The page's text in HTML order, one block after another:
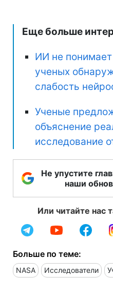
Еще больше
ИИ не
ученых
слабость
Ученые
объяснение
исследование
Не упустите
наши
Или читайте нас
Больше по теме:
NASA Исследователи